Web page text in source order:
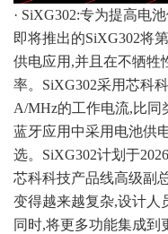
· SiXG302:专为提高电
即将推出的SiXG302将
供电应用,并且在不牺牲
率。SiXG302采用芯科
A/MHz的工作电流,比同
蓝牙应用中采用电池供
选。SiXG302计划于
芯科科技产品线高级副
变得越来越复杂,设计人
同时,将更多功能集成到